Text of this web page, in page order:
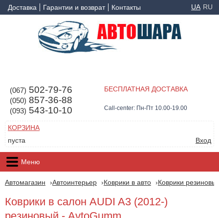
Доставка Гарантии и возврат Контакты UA RU
(067) 502-79-76
(050) 857-36-88
(093) 543-10-10
БЕСПЛАТНАЯ ДОСТАВКА
Call-center: Пн-Пт 10.00-19.00
КОРЗИНА
пуста
Вход
Меню
Автомагазин Автоинтерьер Коврики в авто Коврики
Коврики в салон AUDI A3 (2012-)